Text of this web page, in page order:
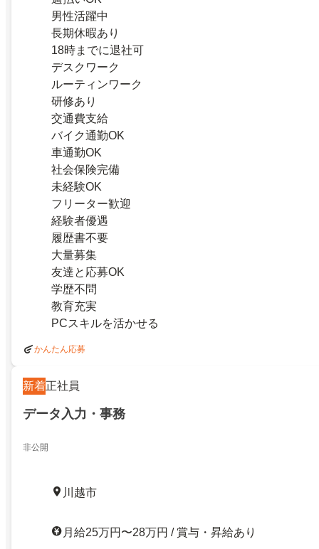
男性活躍中
長期休暇あり
18時までに退社可
デスクワーク
ルーティンワーク
研修あり
交通費支給
バイク通勤OK
車通勤OK
社会保険完備
未経験OK
フリーター歓迎
経験者優遇
履歴書不要
大量募集
友達と応募OK
学歴不問
教育充実
PCスキルを活かせる
かんたん応募
新着正社員
データ入力・事務
非公開
川越市
月給25万円〜28万円 / 賞与・昇給あり